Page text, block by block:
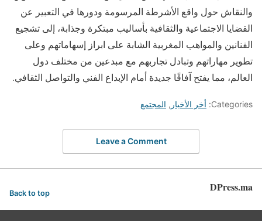
والنقاش حول واقع الأشرطة المرسومة ودورها في التعبير عن
القضايا الاجتماعية والثقافية بأساليب مبتكرة وجذابة، إلى تشجيع
الفنانين والمواهب المغربية الشابة على ابراز إسهاماتهم وعلى
تطوير مهاراتهم وتبادل تجاربهم مع مبدعين من مختلف دول
العالم، مما يفتح آفاقًا جديدة أمام الإبداع الفني والتواصل الثقافي.
Categories: أخر الأخبار , المجتمع
Leave a Comment
DPress.ma
Back to top